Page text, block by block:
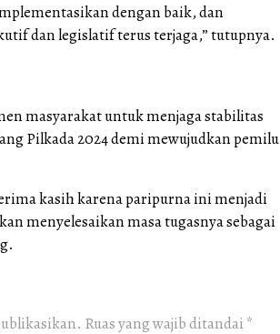
dengan baik, dan
dan legislatif terus terjaga,” tutupnya.
masyarakat untuk menjaga stabilitas
Pilkada 2024 demi mewujudkan pemilu
kasih karena paripurna ini menjadi
menyelesaikan masa tugasnya sebagai
Ruas yang wajib ditandai *